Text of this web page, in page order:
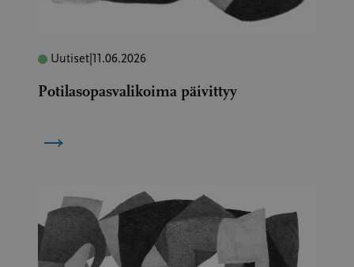
Uutiset 11.06.2026
Potilasopasvalikoima päivittyy
→